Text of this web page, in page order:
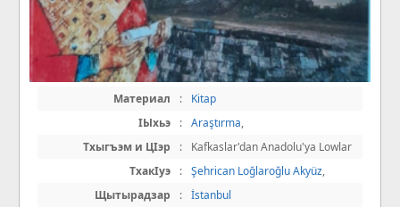
Материал :
Kitap
IЫхьэ
: Araştırma,
Тхыгъэм и ЦIэр
:
Kafkaslar'dan Anadolu'ya Lowlar
ТхакIуэ
: Şehrican Loğlaroğlu Akyüz,
Щытырадзар
: İstanbul